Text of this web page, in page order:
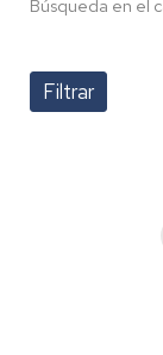
Búsqueda en el